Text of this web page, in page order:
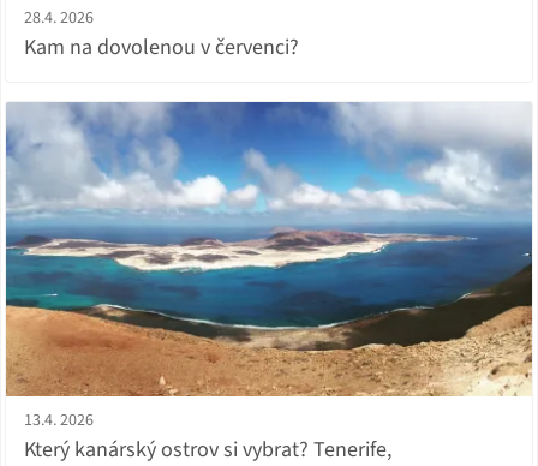
28.4. 2026
Kam na dovolenou v červenci?
13.4. 2026
Který kanárský ostrov si vybrat? Tenerife,